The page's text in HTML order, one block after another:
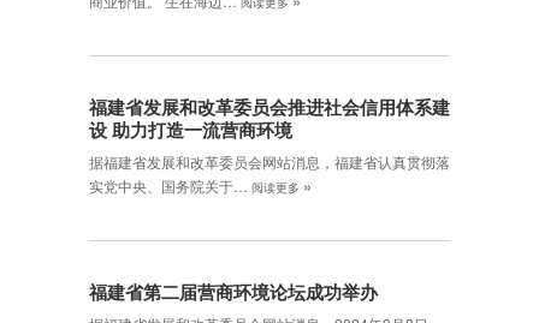
福建省发展和改革委员会推进社会信用体系建
设 助力打造一流营商环境
据福建省发展和改革委员会网站消息，福建省认真贯彻落
实党中央、国务院关于…
阅读更多 »
福建省第二届营商环境论坛成功举办